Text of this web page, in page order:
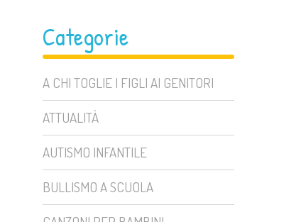
Categorie
A CHI TOGLIE I FIGLI AI GENITORI
ATTUALITÀ
AUTISMO INFANTILE
BULLISMO A SCUOLA